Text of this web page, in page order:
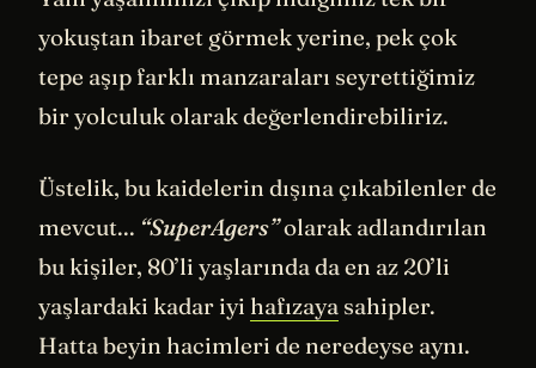
yokuştan ibaret görmek yerine, pek çok
tepe aşıp farklı manzaraları seyrettiğimiz
bir yolculuk olarak değerlendirebiliriz.
Üstelik, bu kaidelerin dışına çıkabilenler de
mevcut... “SuperAgers”olarak adlandırılan
bu kişiler, 80’li yaşlarında da en az 20’li
yaşlardaki kadar iyi hafızaya sahipler.
Hatta beyin hacimleri de neredeyse aynı.